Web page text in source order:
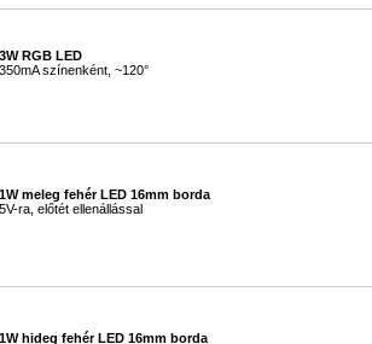
3W RGB LED
350mA színenként, ~120°
1W meleg fehér LED 16mm borda
5V-ra, előtét ellenállással
1W hideg fehér LED 16mm borda